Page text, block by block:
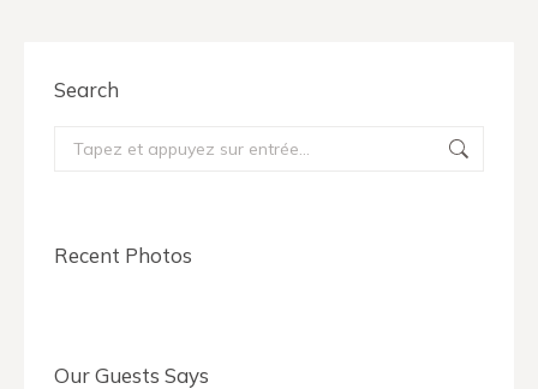
Search
Recherche
Recent Photos
Our Guests Says